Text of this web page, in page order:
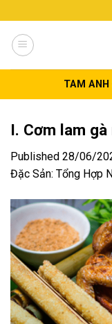
to
content
TAM
I. Cơm lam
Published 28/06/
Đặc Sản: Tổng Hợp